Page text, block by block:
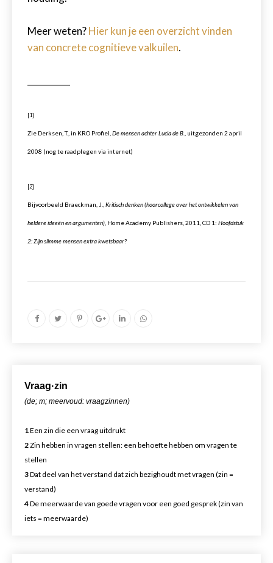
Meer weten?Hier kun je een overzicht vinden
van concrete cognitieve valkuilen.
[1]
Zie Derksen, T., in KRO Profiel, De mensen achter Lucia de B ., uitgezonden 2 april
2008 (nog te raadplegen via internet)
[2]
Bijvoorbeeld Braeckman, J., Kritisch denken (hoorcollege over het ontwikkelen van
heldere ideeën en argumenten) , Home Academy Publishers, 2011, CD 1: Hoofdstuk
2: Zijn slimme mensen extra kwetsbaar?
Vraag·zin
(de; m; meervoud: vraagzinnen)
1Een zin die een vraag uitdrukt
2Zin hebben in vragen stellen: een behoefte hebben om vragen te
stellen
3Dat deel van het verstand dat zich bezighoudt met vragen (zin =
verstand)
4De meerwaarde van goede vragen voor een goed gesprek (zin van
iets = meerwaarde)